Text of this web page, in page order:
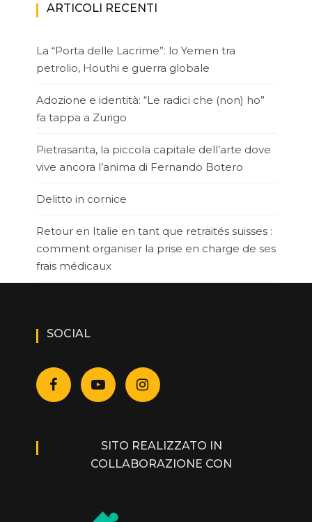
ARTICOLI RECENTI
La “Porta delle Lacrime”: lo Yemen tra
petrolio, Houthi e guerra globale
Adozione e identità: “Le radici che (non) ho”
fa tappa a Zurigo
Pietrasanta, la piccola capitale dell’arte dove
vive ancora l’anima di Fernando Botero
Delitto in cornice
Retour en Italie en tant que retraités suisses :
comment organiser la prise en charge de ses
frais médicaux
SOCIAL
SITO REALIZZATO IN
COLLABORAZIONE CON